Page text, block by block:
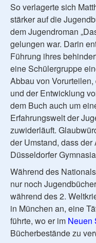
So verlagerte sich
stärker auf die
dem Jugendroman
gelungen war. Darin
Führung ihres
eine Schülergruppe
Abbau von
und der Entwicklung
dem Buch auch um
Erfahrungswelt der
zuwiderläuft.
der Umstand, dass
Düsseldorfer
Während des
nur noch
während des 2.
in München an, eine
führte, wo er im Neuen
Bücherbestände zu